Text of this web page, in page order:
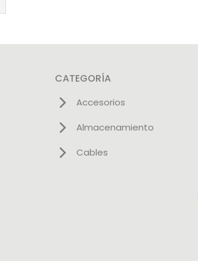
CATEGORÍA
Accesorios
Almacenamiento
Cables